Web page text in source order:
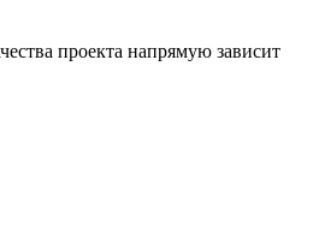
проекта напрямую зависит